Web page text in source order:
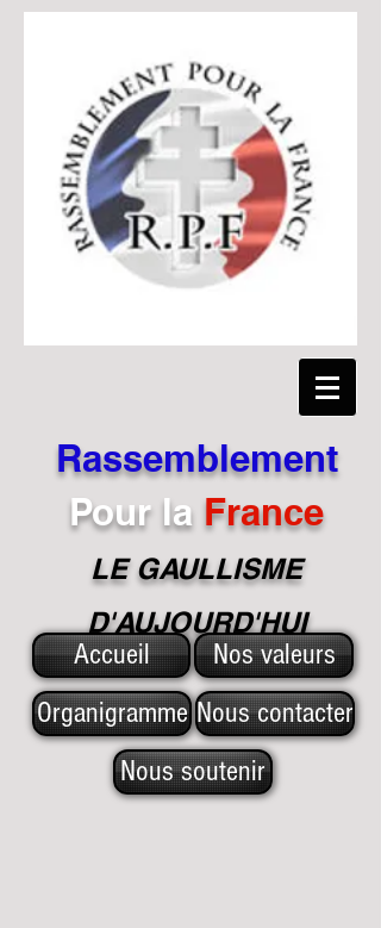
Rassemblement
Pour la France
LE GAULLISME
D'AUJOURD'HUI
Accueil
Nos valeurs
Organigramme Nous contacter
Nous soutenir